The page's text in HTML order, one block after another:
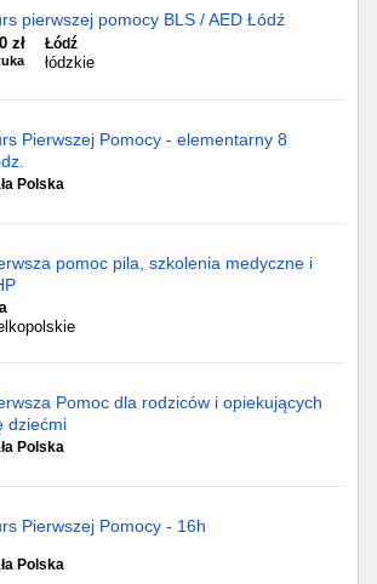
pierwszej pomocy BLS / AED Łódź
zł Łódź
łódzkie
Pierwszej Pomocy - elementarny 8
Polska
pomoc pila, szkolenia medyczne i
Pomoc dla rodziców i opiekujących
dziećmi
Polska
Pierwszej Pomocy - 16h
Polska